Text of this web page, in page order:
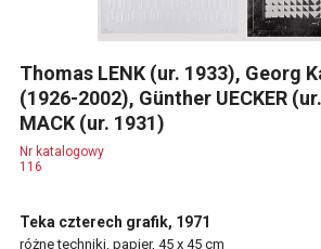
Thomas LENK (ur. 1933), Georg
(1926-2002), Günther UECKER
MACK (ur. 1931)
Nr katalogowy
116
Teka czterech grafik, 1971
różne techniki, papier, 45 x 45 cm